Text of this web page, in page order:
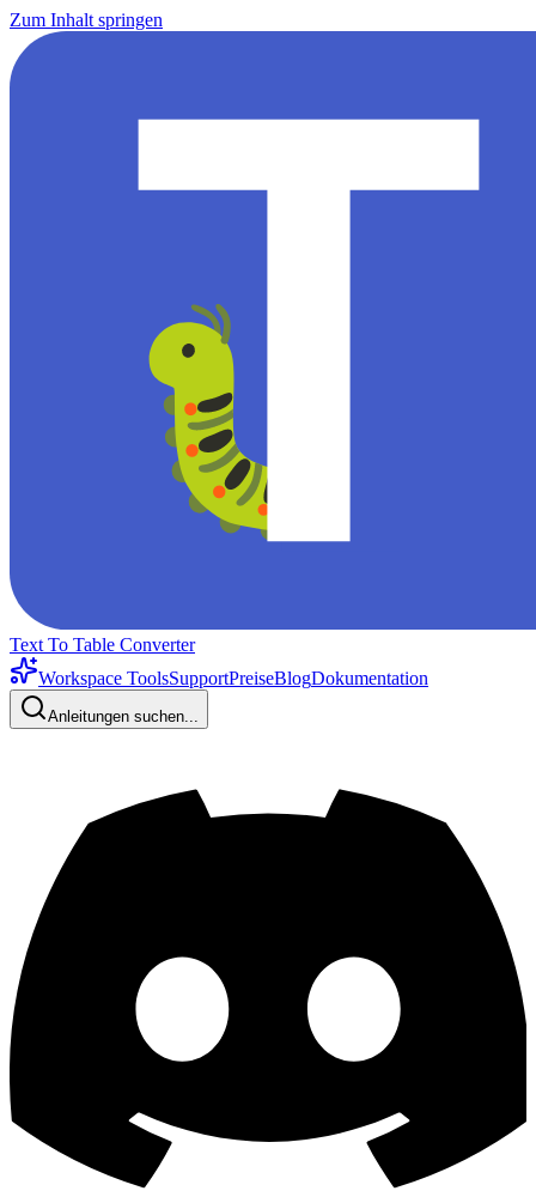
Zum Inhalt springen
Text To Table Converter
Workspace ToolsSupportPreiseBlogDokumentation
Anleitungen suchen...